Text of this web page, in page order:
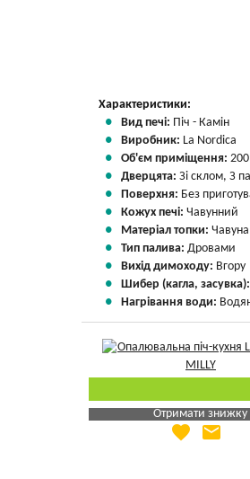
Характеристики:
Вид печі: Піч - Камін
Виробник: La Nordica
Об'єм приміщення:
Дверцята: Зі склом, З
Поверхня: Без
Кожух печі: Чавунний
Матеріал топки: Чавуна
Тип палива: Дровами
Вихід димоходу: Вгору
Шибер (кагла,
Нагрівання води:
Отримати знижку
Яка Ваша ціна
favorite email